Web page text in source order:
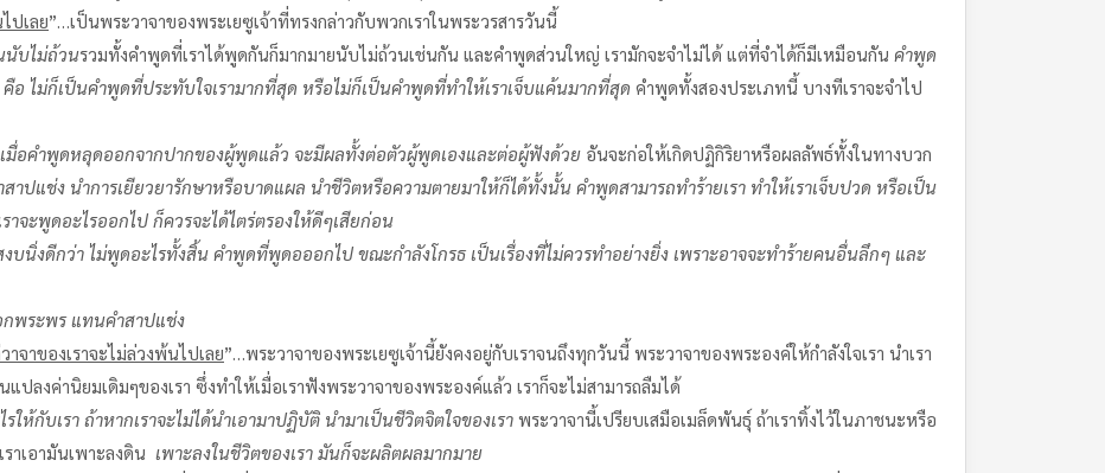
ปเลย”…เป็นพระวาจาของพระเยซูเจ้าที่ทรงกล่าวกับพวกเราในพระวรสารวันนี้
นับไม่ถ้วนรวมทั้งคำพูดที่เราได้พูดกันก็มากมายนับไม่ถ้วนเช่นกัน และคำพูดส่วนใหญ่ เรามักจะจำไม่ได้ แต่ที่จำได้ก็มีเหมือนกัน คำพูด
อ ไม่ก็เป็นคำพูดที่ประทับใจเรามากที่สุด หรือไม่ก็เป็นคำพูดที่ทำให้เราเจ็บแค้นมากที่สุด คำพูดทั้งสองประเภทนี้ บางทีเราจะจำไป
มื่อคำพูดหลุดออกจากปากของผู้พูดแล้ว จะมีผลทั้งต่อตัวผู้พูดเองและต่อผู้ฟังด้วย อันจะก่อให้เกิดปฏิกิริยาหรือผลลัพธ์ทั้งในทางบวก
าปแช่ง นำการเยียวยารักษาหรือบาดแผล นำชีวิตหรือความตายมาให้ก็ได้ทั้งนั้น คำพูดสามารถทำร้ายเรา ทำให้เราเจ็บปวด หรือเป็น
าจะพูดอะไรออกไป ก็ควรจะได้ไตร่ตรองให้ดีๆเสียก่อน
งบนิ่งดีกว่า ไม่พูดอะไรทั้งสิ้น คำพูดที่พูดอออกไป ขณะกำลังโกรธ เป็นเรื่องที่ไม่ควรทำอย่างยิ่ง เพราะอาจจะทำร้ายคนอื่นลึกๆ และ
กพระพร แทนคำสาปแช่ง
จาของเราจะไม่ล่วงพ้นไปเลย”…พระวาจาของพระเยซูเจ้านี้ยังคงอยู่กับเราจนถึงทุกวันนี้ พระวาจาของพระองค์ให้กำลังใจเรา นำเรา
ปลงค่านิยมเดิมๆของเรา ซึ่งทำให้เมื่อเราฟังพระวาจาของพระองค์แล้ว เราก็จะไม่สามารถลืมได้
ให้กับเรา ถ้าหากเราจะไม่ได้นำเอามาปฏิบัติ นำมาเป็นชีวิตจิตใจของเรา พระวาจานี้เปรียบเสมือเมล็ดพันธุ์ ถ้าเราทิ้งไว้ในภาชนะหรือ
าเอามันเพาะลงดิน เพาะลงในชีวิตของเรา มันก็จะผลิตผลมากมาย